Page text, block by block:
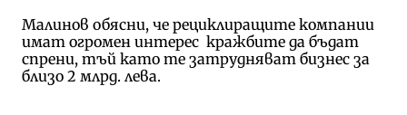
Малинов обясни, че рециклиращите компании
имат огромен интерес кражбите да бъдат
спрени, тъй като те затрудняват бизнес за
близо 2 млрд. лева.